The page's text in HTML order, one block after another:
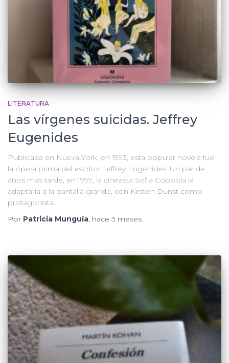
LITERATURA
Las vírgenes suicidas. Jeffrey
Eugenides
Publicada en Nueva York, en 1993, esta popular novela fue
la ópera prima del escritor Jeffrey Eugenides. Un par de
años más tarde, en 1999, la cineasta Sofia Coppola la
adaptaría a la pantalla grande, con Kirsten Dunst como
protagonista.
Por Patricia Munguía, hace 3 meses